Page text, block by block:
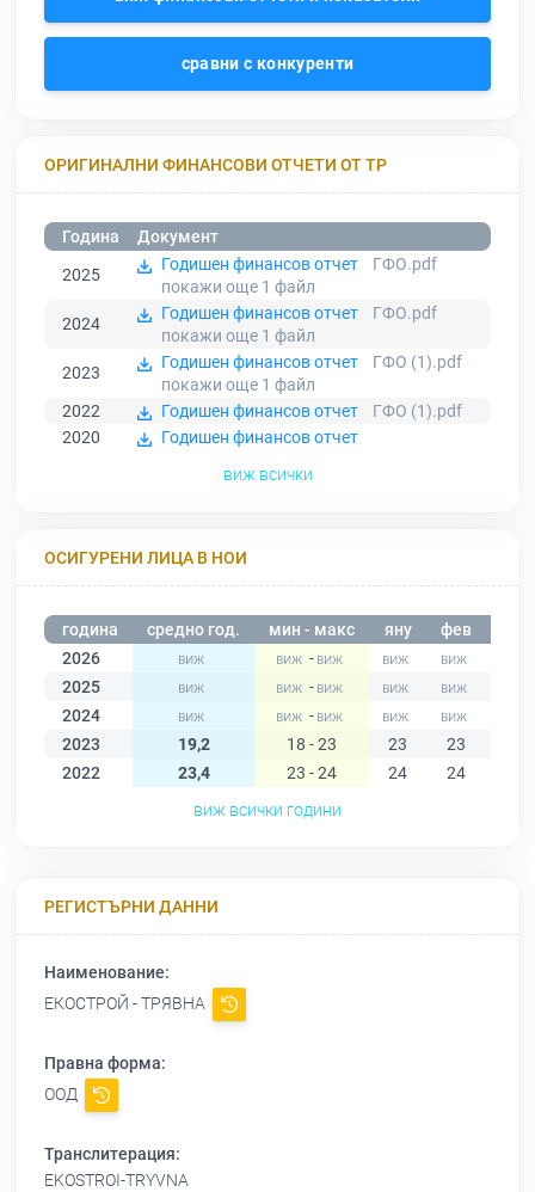
сравни с конкуренти
ОРИГИНАЛНИ ФИНАНСОВИ ОТЧЕТИ ОТ ТР
Година
Документ
2025
Годишен финансов отчет
ГФО.pdf
покажи още 1 файл
2024
Годишен финансов отчет
ГФО.pdf
покажи още 1 файл
2023
Годишен финансов отчет
ГФО (1).pdf
покажи още 1 файл
2022
Годишен финансов отчет
ГФО (1).pdf
2020
Годишен финансов отчет
виж всички
ОСИГУРЕНИ ЛИЦА В НОИ
година средно год. мин - макс яну фев
2026
-
2025
-
2024
-
2023
19,2 18 - 23 23 23
2022
23,4 23 - 24 24 24
виж всички години
РЕГИСТЪРНИ ДАННИ
Наименование:
ЕКОСТРОЙ - ТРЯВНА
Правна форма:
ООД
Транслитерация:
EKOSTROI-TRYVNA